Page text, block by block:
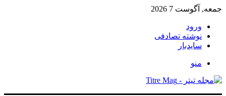
جمعه, آگوست 7 2026
ورود
نوشته تصادفی
سایدبار
منو